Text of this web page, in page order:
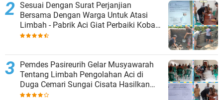
Sesuai Dengan Surat Perjanjian
Bersama Dengan Warga Untuk Atasi
Limbah - Pabrik Aci Giat Perbaiki Kobak
Penampungan Air
Pemdes Pasireurih Gelar Musyawarah
Tentang Limbah Pengolahan Aci di
Duga Cemari Sungai Cisata Hasilkan
Kesepakatan Tutup Sementara